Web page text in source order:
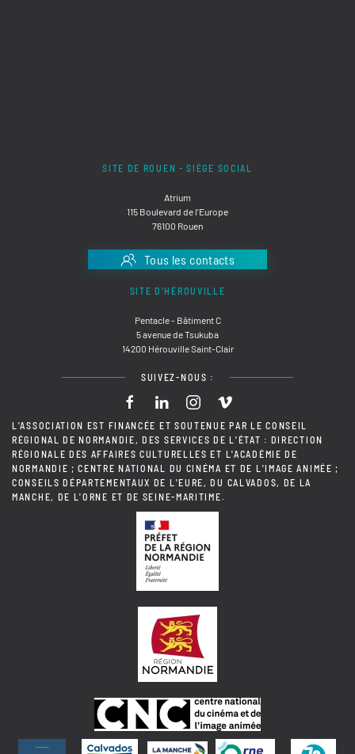
SITE DE ROUEN - SIÈGE SOCIAL
Atrium
115 Boulevard de l'Europe
76100 Rouen
Tous les contacts
SITE D'HÉROUVILLE
Pentacle - Bâtiment C
5 avenue de Tsukuba
14200 Hérouville Saint-Clair
SUIVEZ-NOUS :
L'ASSOCIATION EST FINANCÉE ET SOUTENUE PAR LE CONSEIL
RÉGIONAL DE NORMANDIE, DES SERVICES DE L'ÉTAT : DIRECTION
RÉGIONALE DES AFFAIRES CULTURELLES ET L'ACADÉMIE DE
NORMANDIE ; CENTRE NATIONAL DU CINÉMA ET DE L'IMAGE ANIMÉE ;
CONSEILS DÉPARTEMENTAUX DE L'EURE, DU CALVADOS, DE LA
MANCHE, DE L'ORNE ET DE SEINE-MARITIME.